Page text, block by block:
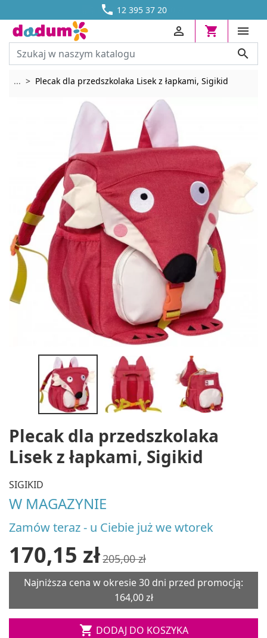
 12 395 37 20
DOSTAWA OD 13,70 ZŁ





... Rozwiń breadcrumbs
Plecak dla przedszkolaka Lisek z łapkami, Sigikid
Plecak dla przedszkolaka
Lisek z łapkami, Sigikid
SIGIKID
W MAGAZYNIE
Zamów teraz - u Ciebie już we wtorek
170,15 zł205,00 zł
Najniższa cena w okresie 30 dni przed promocją:
164,00 zł
 DODAJ DO KOSZYKA